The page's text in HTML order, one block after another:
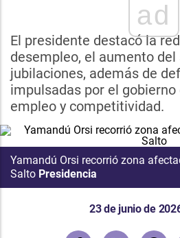
ad
El presidente destacó la
desempleo, el aumento
jubilaciones, además de
impulsadas por el
empleo y competitividad.
Yamandú Orsi recorrió zona
Salto Presidencia
23 de junio de